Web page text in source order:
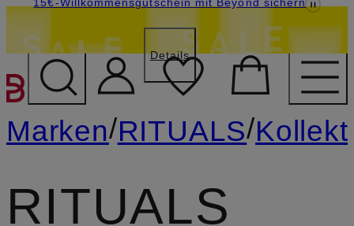
ZUM HAUPTINHALT
LAST15Details
Marken/RITUALS/
RITUALS